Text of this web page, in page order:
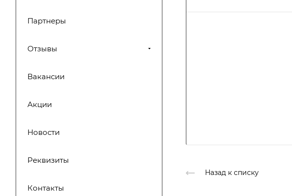
Назад к списку
Партнеры
Отзывы
Вакансии
Акции
Новости
Реквизиты
Контакты